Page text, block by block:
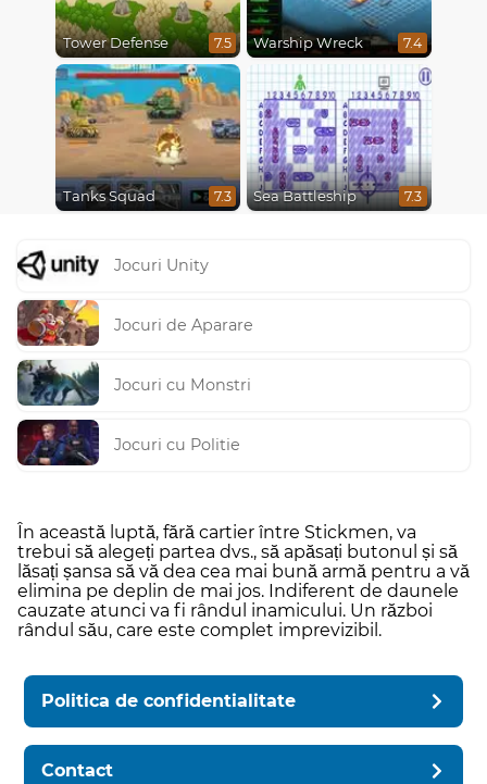
Tower Defense 7.5 Warship Wreck 7.4
Tanks Squad 7.3 Sea Battleship 7.3
Jocuri Unity
Jocuri de Aparare
Jocuri cu Monstri
Jocuri cu Politie
În această luptă, fără cartier între Stickmen, va
trebui să alegeți partea dvs., să apăsați butonul și să
lăsați șansa să vă dea cea mai bună armă pentru a vă
elimina pe deplin de mai jos. Indiferent de daunele
cauzate atunci va fi rândul inamicului. Un război
rândul său, care este complet imprevizibil.
Politica de confidentialitate
Contact